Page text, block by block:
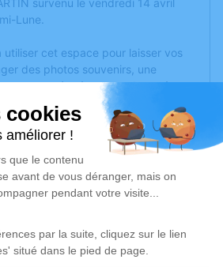
survenu le vendredi 14 avril
Lune.
utiliser cet espace pour laisser vos
des photos souvenirs, une
vos pensées à travers des poèmes
est un lieu d'expression dédié à
Léon MARTIN.
d’arbre hommage estdisponible